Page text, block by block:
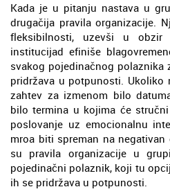
Kada je u pitanju nastava u
drugačija pravila organizacije.
fleksibilnosti, uzevši u obzir
institucijad efiniše
svakog pojedinačnog polaznika
pridržava u potpunosti. Ukoliko
zahtev za izmenom bilo
bilo termina u kojima će
poslovanje uz emocionalnu
mroa biti spreman na
su pravila organizacije u
pojedinačni polaznik, koji tu
ih se pridržava u potpunosti.